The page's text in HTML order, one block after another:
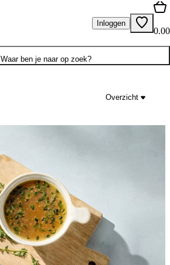
Inloggen
0.00
Waar ben je naar op zoek?
Overzicht